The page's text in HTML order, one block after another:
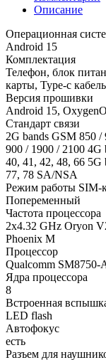
Описание
Операционная
Android 15
Комплектация
Телефон, блок
карты, Type-c
Версия прошивки
Android 15,
Стандарт связи
2G bands GSM 850
900 / 1900 / 2100 4G
40, 41, 42, 48, 66 5G
77, 78 SA/NSA
Режим работы SIM-
Попеременный
Частота процессора
2x4.32 GHz Oryon
Phoenix M
Процессор
Qualcomm SM8750-
Ядра процессора
8
Встроенная
LED flash
Автофокус
есть
Разъем для